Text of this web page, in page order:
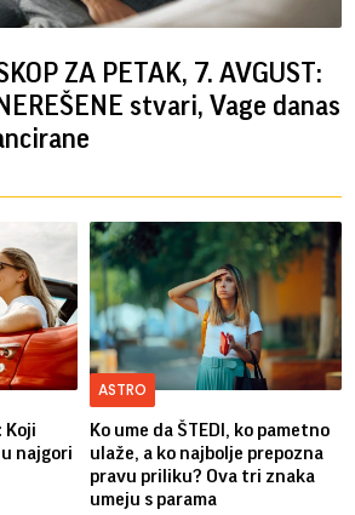
ZA PETAK, 7. AVGUST:
stvari, Vage danas
Koji
najgori
ASTRO
Ko ume da ŠTEDI, ko pametno
ulaže, a ko najbolje prepozna
pravu priliku? Ova tri znaka
umeju s parama